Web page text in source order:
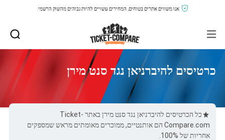
אנו משווים אתרים בטוחים, המחירים עשויים להיות גבוהים מהשוק הרשמי.
כרטיסים להיברניאן נגד סנט מירן
כל הכרטיסים להיברניאן נגד סנט מירן באתר Ticket-
Compare.com הם אותנטיים, ממוכרים מאומתים מראש שמספקים
אחריות של 100%.